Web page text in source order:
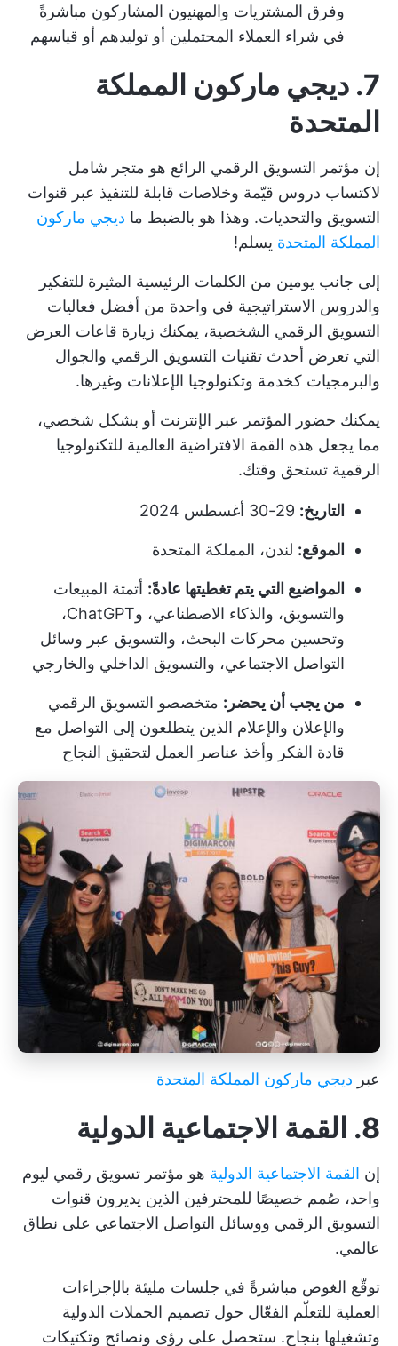
وفرق المشتريات والمهنيون المشاركون مباشرةً
في شراء العملاء المحتملين أو توليدهم أو قياسهم
7. ديجي ماركون المملكة
المتحدة
إن مؤتمر التسويق الرقمي الرائع هو متجر شامل
لاكتساب دروس قيّمة وخلاصات قابلة للتنفيذ عبر قنوات
التسويق والتحديات. وهذا هو بالضبط ما ديجي ماركون
المملكة المتحدة يسلم!
إلى جانب يومين من الكلمات الرئيسية المثيرة للتفكير
والدروس الاستراتيجية في واحدة من أفضل فعاليات
التسويق الرقمي الشخصية، يمكنك زيارة قاعات العرض
التي تعرض أحدث تقنيات التسويق الرقمي والجوال
والبرمجيات كخدمة وتكنولوجيا الإعلانات وغيرها.
يمكنك حضور المؤتمر عبر الإنترنت أو بشكل شخصي،
مما يجعل هذه القمة الافتراضية العالمية للتكنولوجيا
الرقمية تستحق وقتك.
التاريخ:
الموقع: لندن، المملكة المتحدة
المواضيع التي يتم تغطيتها عادةً: أتمتة المبيعات
والتسويق، والذكاء الاصطناعي، وChatGPT،
وتحسين محركات البحث، والتسويق عبر وسائل
التواصل الاجتماعي، والتسويق الداخلي والخارجي
من يجب أن يحضر: متخصصو التسويق الرقمي
والإعلان والإعلام الذين يتطلعون إلى التواصل مع
قادة الفكر وأخذ عناصر العمل لتحقيق النجاح
عبر ديجي ماركون المملكة المتحدة
8. القمة الاجتماعية الدولية
إن القمة الاجتماعية الدولية هو مؤتمر تسويق رقمي ليوم
واحد، صُمم خصيصًا للمحترفين الذين يديرون قنوات
التسويق الرقمي ووسائل التواصل الاجتماعي على نطاق
عالمي.
توقّع الغوص مباشرةً في جلسات مليئة بالإجراءات
العملية للتعلّم الفعّال حول تصميم الحملات الدولية
وتشغيلها بنجاح. ستحصل على رؤى ونصائح وتكتيكات